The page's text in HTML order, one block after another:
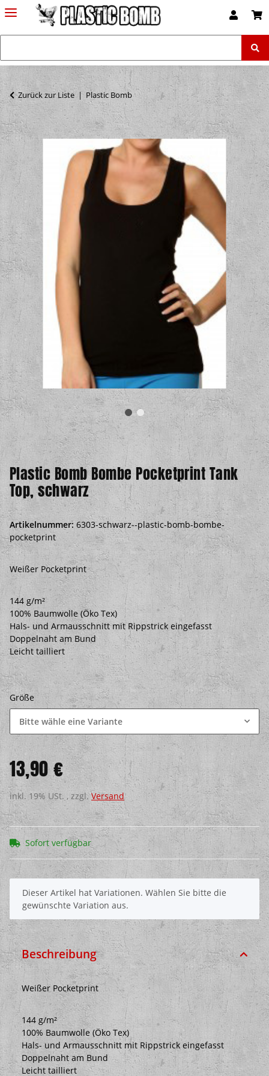
Zurück zur Liste Plastic Bomb
Plastic Bomb Bombe Pocketprint Tank
Top, schwarz
Artikelnummer: 6303-schwarz--plastic-bomb-bombe-
pocketprint
Weißer Pocketprint
144 g/m²
100% Baumwolle (Öko Tex)
Hals- und Armausschnitt mit Rippstrick eingefasst
Doppelnaht am Bund
Leicht tailliert
Größe
Bitte wähle eine Variante
13,90 €
inkl. 19% USt. , zzgl.Versand
Sofort verfügbar
x
Dieser Artikel hat Variationen. Wählen Sie bitte die
gewünschte Variation aus.
Beschreibung
Weißer Pocketprint
144 g/m²
100% Baumwolle (Öko Tex)
Hals- und Armausschnitt mit Rippstrick eingefasst
Doppelnaht am Bund
Leicht tailliert